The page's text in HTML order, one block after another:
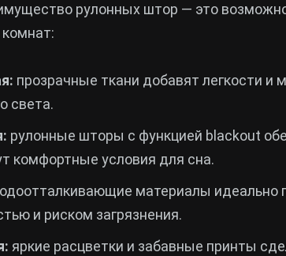
рулонных штор — это
прозрачные ткани добавят легкости и
света.
рулонные шторы с функцией blackout
комфортные условия для сна.
материалы
и риском загрязнения.
яркие расцветки и забавные принты